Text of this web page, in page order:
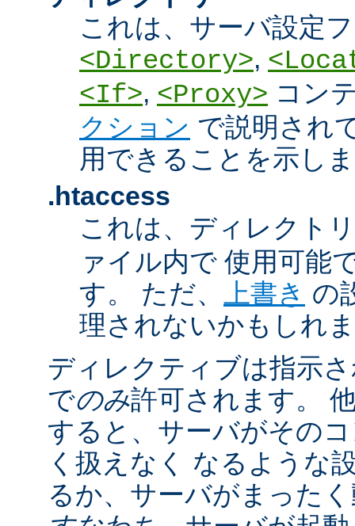
これは、サーバ設定
<Directory>,
<If>, <Proxy> コン
クション で説明され
用できることを示し
.htaccess
これは、ディレクトリ
ァイル内で 使用可能
す。 ただ、
上書き の
理されないかもしれ
ディレクティブは指示
でのみ許可されます。
すると、サーバがその
く扱えなく なるような
るか、サーバがまった